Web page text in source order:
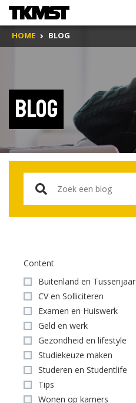
HOME BLOG
Blog
Content
Buitenland en Tussenjaar
CV en Solliciteren
Examen en Huiswerk
Geld en werk
Gezondheid en lifestyle
Studiekeuze maken
Studeren en Studentlife
Tips
Wonen op kamers